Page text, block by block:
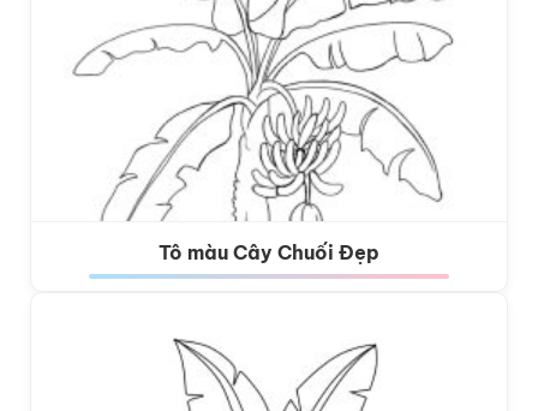
Tô màu Cây Chuối Đẹp